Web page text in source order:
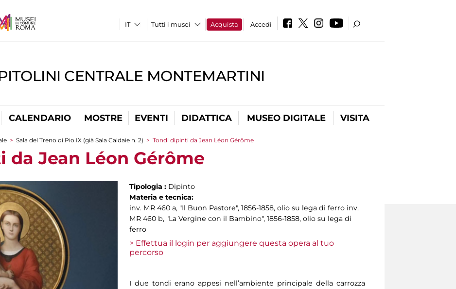
Tutti i musei Acquista Accedi
CENTRALE MONTEMARTINI
CALENDARIO MOSTRE EVENTI DIDATTICA MUSEO DIGITALE VISITA
> Sala del Treno di Pio IX (già Sala Caldaie n. 2) > Tondi dipinti da Jean Léon Gérôme
Jean Léon Gérôme
Tipologia : Dipinto
Materia e tecnica:
inv. MR 460 a, "Il Buon Pastore", 1856-1858, olio su lega di ferro inv.
MR 460 b, "La Vergine con il Bambino", 1856-1858, olio su lega di
ferro
> Effettua il login per aggiungere questa opera al tuo
percorso
I due tondi erano appesi nell’ambiente principale della carrozza